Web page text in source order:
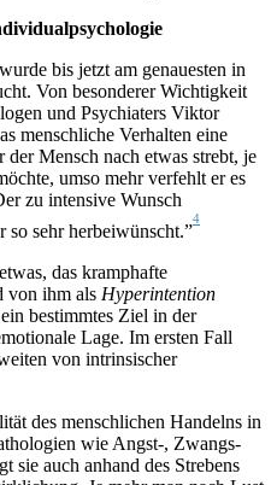
bis jetzt am genauesten in
Von besonderer Wichtigkeit
und Psychiaters Viktor
menschliche Verhalten eine
Mensch nach etwas strebt, je
umso mehr verfehlt er es
zu intensive Wunsch
so sehr herbeiwünscht.”
4
das kramphafte
von ihm als Hyperintention
bestimmtes Ziel in der
Lage. Im ersten Fall
von intrinsischer
des menschlichen Handelns in
wie Angst-, Zwangs-
sie auch anhand des Strebens